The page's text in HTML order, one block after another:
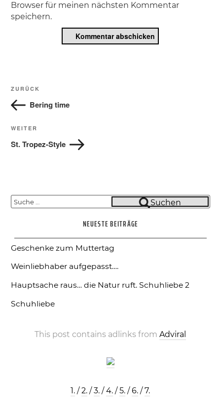
Browser für meinen nächsten Kommentar
speichern.
Beitragsnavigation
Vorheriger
Beitrag
ZURÜCK
Bering time
Nächster
Beitrag
WEITER
St. Tropez-Style
Suche
Suchen
NEUESTE BEITRÄGE
Geschenke zum Muttertag
Weinliebhaber aufgepasst….
Hauptsache raus… die Natur ruft. Schuhliebe 2
Schuhliebe
This post contains adlinks fromAdviral
1. /2. /3. /4. /5. /6. /7.